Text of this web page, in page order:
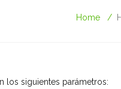
Home
los siguientes parámetros: